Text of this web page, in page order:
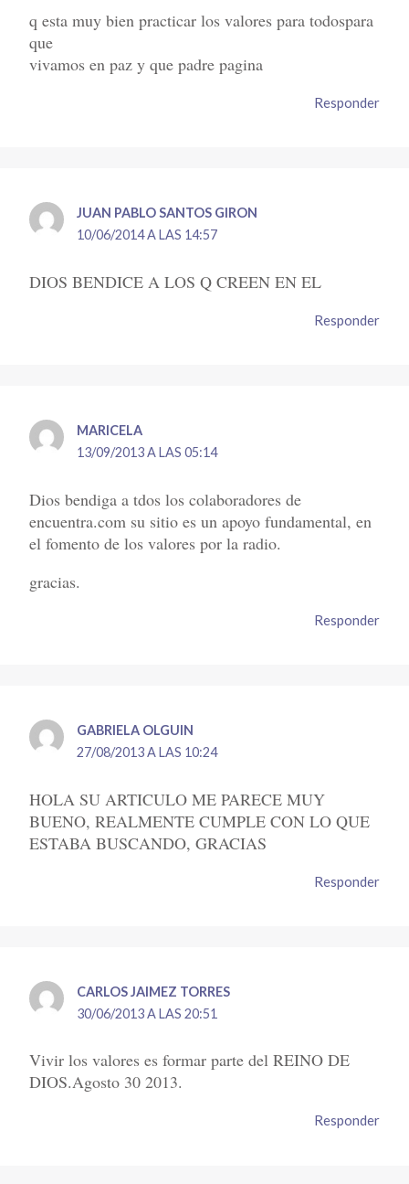
q esta muy bien practicar los valores para todospara
que
vivamos en paz y que padre pagina
Responder
JUAN PABLO SANTOS GIRON
10/06/2014 A LAS 14:57
DIOS BENDICE A LOS Q CREEN EN EL
Responder
MARICELA
13/09/2013 A LAS 05:14
Dios bendiga a tdos los colaboradores de
encuentra.com su sitio es un apoyo fundamental, en
el fomento de los valores por la radio.
gracias.
Responder
GABRIELA OLGUIN
27/08/2013 A LAS 10:24
HOLA SU ARTICULO ME PARECE MUY
BUENO, REALMENTE CUMPLE CON LO QUE
ESTABA BUSCANDO, GRACIAS
Responder
CARLOS JAIMEZ TORRES
30/06/2013 A LAS 20:51
Vivir los valores es formar parte del REINO DE
DIOS.Agosto 30 2013.
Responder